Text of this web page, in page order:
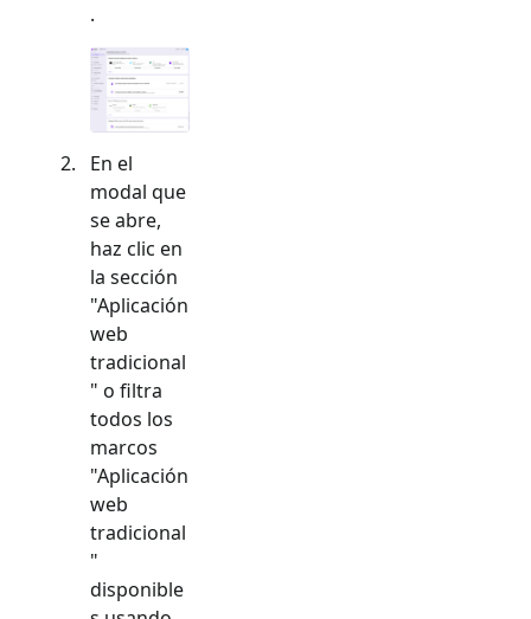
.
En el
modal que
se abre,
haz clic en
la sección
"Aplicación
web
tradicional
" o filtra
todos los
marcos
"Aplicación
web
tradicional
"
disponible